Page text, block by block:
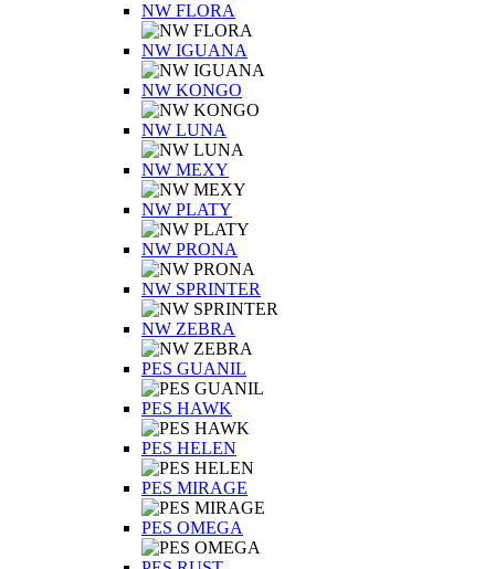
NW FLORA
NW IGUANA
NW KONGO
NW LUNA
NW MEXY
NW PLATY
NW PRONA
NW SPRINTER
NW ZEBRA
PES GUANIL
PES HAWK
PES HELEN
PES MIRAGE
PES OMEGA